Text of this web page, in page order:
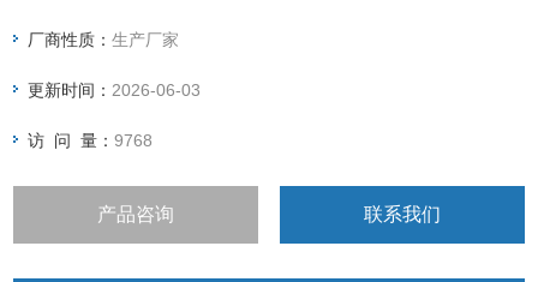
厂商性质：生产厂家
更新时间： 2026-06-03
访 问 量：9768
产品咨询 联系我们